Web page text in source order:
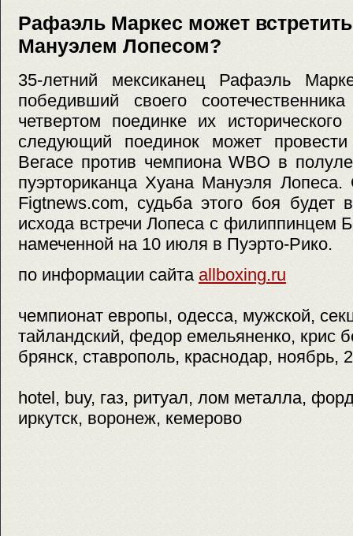
Рафаэль Маркес может
Мануэлем Лопесом?
35-летний мексиканец Рафаэль
победивший своего
четвертом поединке их исторического
следующий поединок может
Вегасе против чемпиона WBO в
пуэрториканца Хуана Мануэля
Figtnews.com, судьба этого боя будет
исхода встречи Лопеса с филиппинцем
намеченной на 10 июля в Пуэрто-Рико.
по информации сайта allboxing.ru
чемпионат европы, одесса, мужской,
тайландский, федор емельяненко, крис
брянск, ставрополь, краснодар, ноябрь,
hotel, buy, газ, ритуал, лом металла,
иркутск, воронеж, кемерово